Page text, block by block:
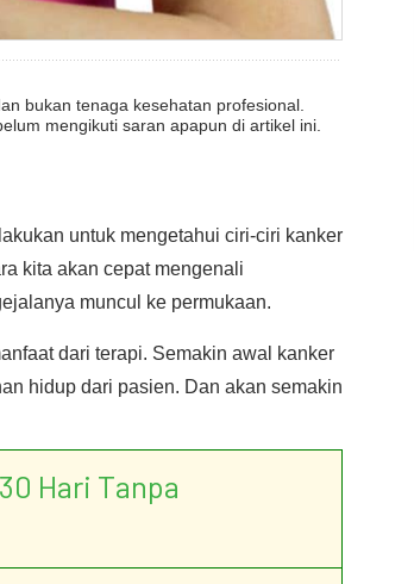
bukan tenaga kesehatan profesional.
mengikuti saran apapun di artikel ini.
untuk mengetahui ciri-ciri kanker
kita akan cepat mengenali
muncul ke permukaan.
dari terapi. Semakin awal kanker
hidup dari pasien. Dan akan semakin
Hari Tanpa